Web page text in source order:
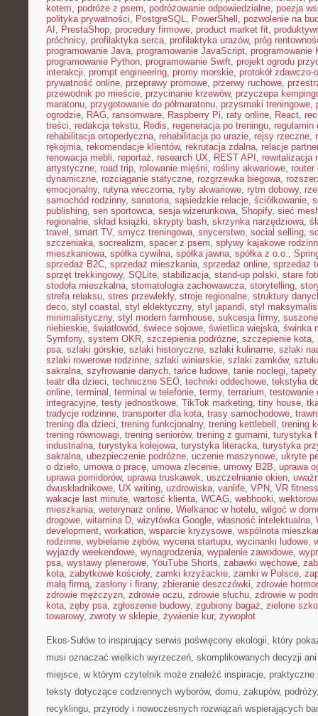
kotem, podróże z psem, podróżowanie odpowiedzialne, poezja
polityka prywatności, PostgreSQL, PowerShell , pozwolenie na
AI , PrestaShop, procedury firmowe, product market fit,
próchnicy, profilaktyka serca, profilaktyka urazów, próg
programowanie Java, programowanie JavaScript, programowanie
programowanie Python, programowanie Swift, projekt ogrodu
interakcji, prompt engineering, promy morskie, protokół zdawczo-
prywatność online, przeprawy promowe, przerwy ruchowe,
przewodnik po mieście, przycinanie krzewów, przyczepa
maratonu, przygotowanie do półmaratonu, przysmaki treningowe,
ogrodzie, RAG, ransomware, Raspberry Pi, raty online, React,
treści, redakcja tekstu, Redis, regeneracja po treningu, regulamin
rehabilitacja ortopedyczna, rehabilitacja po urazie, rejsy rzeczne,
rękojmia, rekomendacje klientów, rekrutacja zdalna, relacje
renowacja mebli, reportaż, research UX, REST API , rewitalizacja
artystyczne, road trip, rolowanie mięśni, rośliny akwariowe, router
dynamiczne, rozciąganie statyczne, rozgrzewka biegowa,
emocjonalny, rutyna wieczorna, ryby akwariowe, rytm dobowy,
samochód rodzinny, sanatoria, sąsiedzkie relacje, ściółkowanie,
publishing, sen sportowca, sesja wizerunkowa, Shopify, sieć
regionalne, skład książki, skrypty bash, skrzynka narzędziowa,
travel , smart TV, smycz treningowa, snycerstwo, social selling,
szczeniaka, socrealizm, spacer z psem, spływy kajakowe
mieszkaniowa, spółka cywilna, spółka jawna, spółka z o.o.,
sprzedaż B2C, sprzedaż mieszkania, sprzedaż online, sprzedaż
sprzęt trekkingowy, SQLite, stabilizacja, stand-up polski, stare
stodoła mieszkalna, stomatologia zachowawcza, storytelling,
strefa relaksu, stres przewlekły, stroje regionalne, struktury
deco, styl coastal , styl eklektyczny, styl japandi, styl
minimalistyczny, styl modern farmhouse, sukcesja firmy,
niebieskie, światłowód, świece sojowe, świetlica wiejska, świnka
Symfony, system OKR, szczepienia podróżne, szczepienie kota,
psa, szlaki górskie, szlaki historyczne, szlaki kulinarne, szlaki
szlaki rowerowe rodzinne, szlaki winiarskie, szlaki zamków,
sakralna, szyfrowanie danych, tańce ludowe, tanie noclegi,
teatr dla dzieci, techniczne SEO, techniki oddechowe, tekstylia
online, terminal , terminal w telefonie, termy, terrarium, testowanie
integracyjne, testy jednostkowe, TikTok marketing, tiny house,
tradycje rodzinne, transporter dla kota, trasy samochodowe,
trening dla dzieci, trening funkcjonalny, trening kettlebell , trening
trening równowagi, trening seniorów, trening z gumami, turystyka
industrialna, turystyka kolejowa, turystyka literacka, turystyka
sakralna, ubezpieczenie podróżne, uczenie maszynowe, ukryte
o dzieło, umowa o pracę, umowa zlecenie, umowy B2B, uprawa
uprawa pomidorów, uprawa truskawek, uszczelnianie okien,
dwuskładnikowe, UX writing, uzdrowiska, vanlife, VPN, VR fitness
wakacje last minute, wartość klienta, WCAG, webhooki,
mieszkania, weterynarz online, Wielkanoc w hotelu, wilgoć w
drogowe, witamina D, wizytówka Google, własność intelektualna,
development, workation, wsparcie kryzysowe, wspólnota
rodzinne, wybielanie zębów, wycena startupu, wycinanki ludowe,
wyjazdy weekendowe, wynagrodzenia, wypalenie zawodowe,
psa, wystawy plenerowe, YouTube Shorts, zabawki węchowe,
kota, zabytkowe kościoły, zamki krzyżackie, zamki w Polsce,
małą firmą, zasłony i firany, zbieranie deszczówki, zdrowie
zdrowie mężczyzn, zdrowie oczu, zdrowie słuchu, zdrowie w
kota, zęby psa, zgłoszenie budowy, zgubiony bagaż, zielone
towarowy, zwroty w sklepie, żywienie kur, żywopłot
Ekos-Sułów to inspirujący serwis poświęcony ekologii, który
musi oznaczać wielkich wyrzeczeń, skomplikowanych decyzji
miejsce, w którym czytelnik może znaleźć inspiracje, praktyczne
teksty dotyczące codziennych wyborów, domu, zakupów,
recyklingu, przyrody i nowoczesnych rozwiązań wspierających